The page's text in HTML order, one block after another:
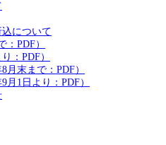
について
：PDF）
：PDF）
月末まで：PDF）
月1日より：PDF）